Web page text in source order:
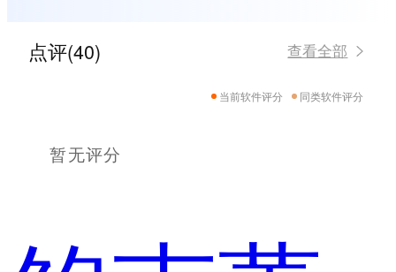
点评(40) 查看全部
当前软件评分 同类软件评分
暂无评分